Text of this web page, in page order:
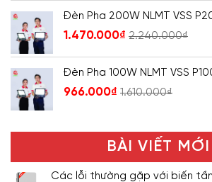
Đèn Pha 200W NLMT VSS
1.470.000₫ 2.240.000₫
Đèn Pha 100W NLMT VSS
966.000₫ 1.610.000₫
BÀI VIẾT MỚI
Các lỗi thường gặp với biến